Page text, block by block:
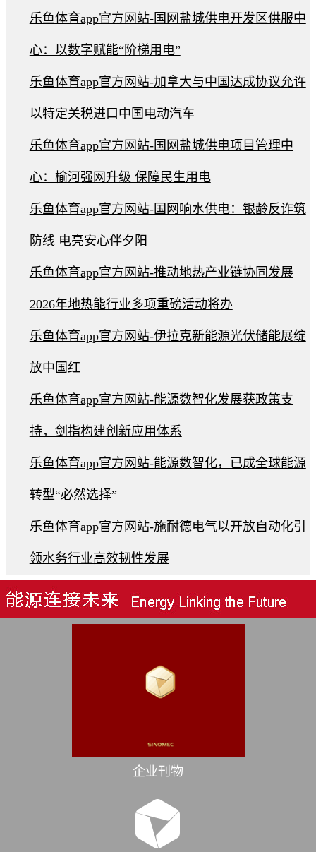
乐鱼体育app官方网站-国网盐城供电开发区供服中
心：以数字赋能“阶梯用电”
乐鱼体育app官方网站-加拿大与中国达成协议允许
以特定关税进口中国电动汽车
乐鱼体育app官方网站-国网盐城供电项目管理中
心：榆河强网升级 保障民生用电
乐鱼体育app官方网站-国网响水供电：银龄反诈筑
防线 电亮安心伴夕阳
乐鱼体育app官方网站-推动地热产业链协同发展
2026年地热能行业多项重磅活动将办
乐鱼体育app官方网站-伊拉克新能源光伏储能展绽
放中国红
乐鱼体育app官方网站-能源数智化发展获政策支
持，剑指构建创新应用体系
乐鱼体育app官方网站-能源数智化，已成全球能源
转型“必然选择”
乐鱼体育app官方网站-施耐德电气以开放自动化引
领水务行业高效韧性发展
企业刊物